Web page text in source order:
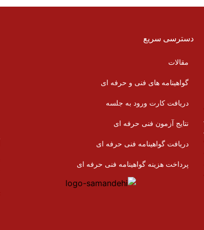
دسترسی سریع
مقالات
گواهینامه های فنی و حرفه ای
دریافت کارت ورود به جلسه
نتایج آزمون فنی حرفه ای
دریافت گواهینامه فنی حرفه ای
پرداخت هزینه گواهینامه فنی حرفه ای